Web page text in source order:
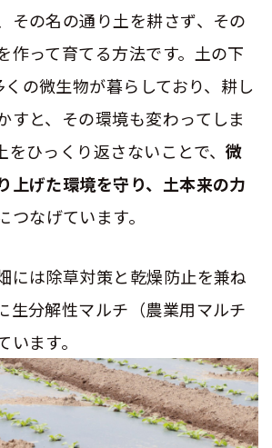
その名の通り土を耕さず、その
作って育てる方法です。土の下
の微生物が暮らしており、耕し
すと、その環境も変わってしま
をひっくり返さないことで、微
上げた環境を守り、土本来の力
つなげています。
には除草対策と乾燥防止を兼ね
生分解性マルチ（農業用マルチ
ます。